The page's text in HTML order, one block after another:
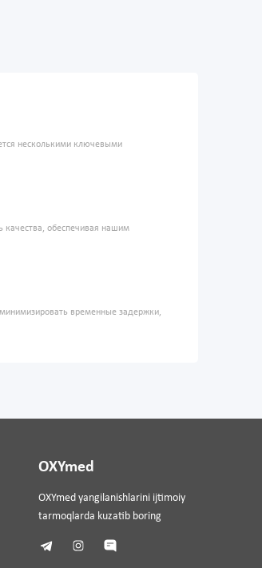
несколькими ключевыми
качества, обеспечивая нашим
временные задержки,
OXYmed
OXYmed yangilanishlarini ijtimoiy
tarmoqlarda kuzatib boring